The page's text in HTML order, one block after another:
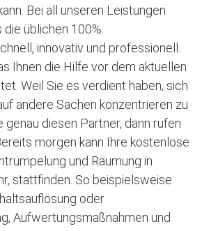
Bei all unseren Leistungen
üblichen 100%.
innovativ und professionell.
Ihnen die Hilfe vor dem aktuellen
Weil Sie es verdient haben, sich
andere Sachen konzentrieren zu
genau diesen Partner, dann rufen
morgen kann Ihre kostenlose
und Räumung in
stattfinden. So beispielsweise
oder
Aufwertungsmaßnahmen und